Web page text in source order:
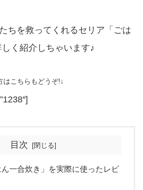
ちを救ってくれるセリア「ごは
く紹介しちゃいます♪
はこちらもどうぞ!↓
目次
一合炊き」を実際に使ったレビ